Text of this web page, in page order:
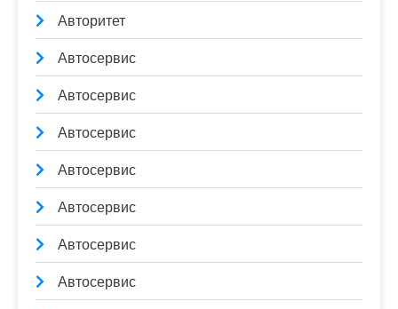
Авторитет
Автосервис
Автосервис
Автосервис
Автосервис
Автосервис
Автосервис
Автосервис